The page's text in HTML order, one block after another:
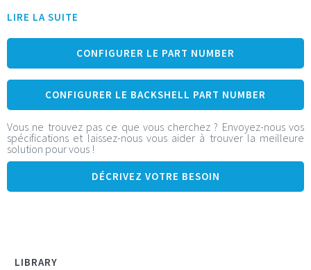
votre encombrement.
Caractéristiques générales :
Grande modularité : contacts signaux (LF), Coax (HF), et
Connecteur I/O pour carte à carte, carte à fil et fil à fil, et
montage sur panneau avant ou arrière (1 à 4 rangées de
contacts)
Miniaturisation : pas de 2mm, bas profil
Services en ligne/iOS/Androïd pour designers (configurateur
LIRE LA SUITE
CONFIGURER LE PART NUMBER
CONFIGURER LE BACKSHELL PART NUMBER
Vous ne trouvez pas ce que vous cherchez ? Envoyez-nous vos
spécifications et laissez-nous vous aider à trouver la meilleure
solution pour vous !
DÉCRIVEZ VOTRE BESOIN
LIBRARY